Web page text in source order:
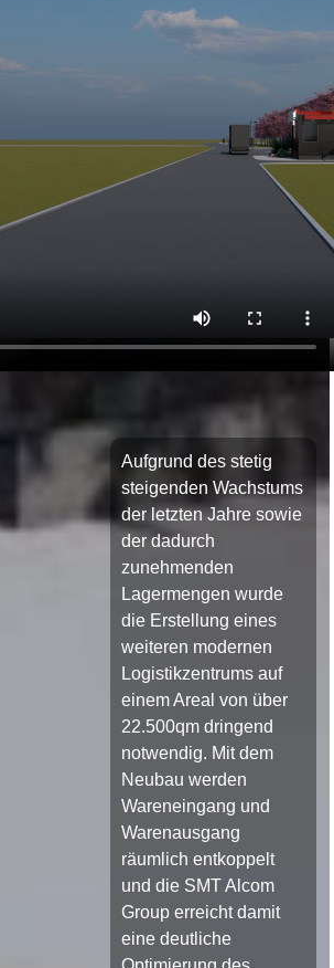
Aufgrund des stetig
steigenden Wachstums
der letzten Jahre sowie
der dadurch
zunehmenden
Lagermengen wurde
die Erstellung eines
weiteren modernen
Logistikzentrums auf
einem Areal von über
22.500qm dringend
notwendig. Mit dem
Neubau werden
Wareneingang und
Warenausgang
räumlich entkoppelt
und die SMT Alcom
Group erreicht damit
eine deutliche